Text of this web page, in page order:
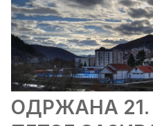
ОДРЖАНА